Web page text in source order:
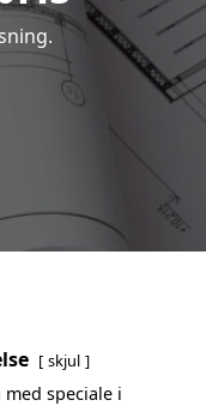
skjul
speciale i